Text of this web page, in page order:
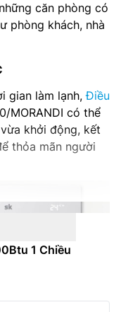
căn phòng có
phòng khách, nhà
gian làm lạnh,Điều
MORANDI có thể
khởi động, kết
thỏa mãn người
1 Chiều